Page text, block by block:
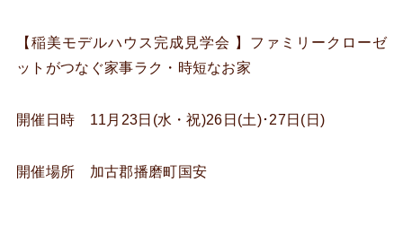
【稲美モデルハウス完成見学会 】ファミリークローゼ
ットがつなぐ家事ラク・時短なお家
開催日時 11月23日(水・祝)26日(土)･27日(日)
開催場所 加古郡播磨町国安